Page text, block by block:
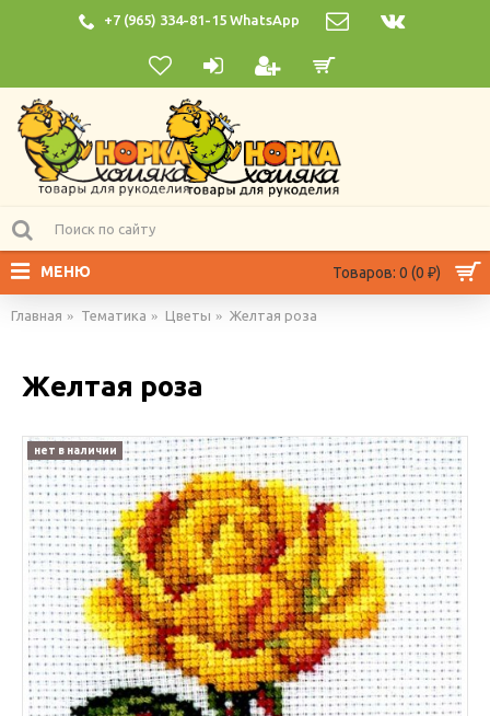
+7 (965) 334-81-15 WhatsApp
Товаров: 0 (0 ₽)
МЕНЮ
Главная Тематика Цветы Желтая роза
Желтая роза
нет в наличии